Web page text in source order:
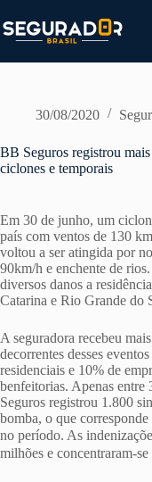
para
o
30/08/2020
BB Seguros registrou
ciclones e temporais
Em 30 de junho, um
país com ventos de 130
voltou a ser atingida por
90km/h e enchente de
diversos danos a
Catarina e Rio Grande do
A seguradora recebeu
decorrentes desses
residenciais e 10% de
benfeitorias. Apenas
Seguros registrou 1.800
bomba, o que
no período. As
milhões e concentraram-